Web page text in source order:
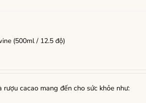
(500ml / 12.5 độ)
cacao mang đến cho sức khỏe như: